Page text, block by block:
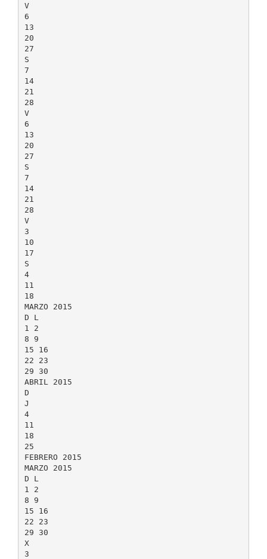
V
6
13
20
27
S
7
14
21
28
V
6
13
20
27
S
7
14
21
28
V
3
10
17
S
4
11
18
MARZO 2015
D L
1 2
8 9
15 16
22 23
29 30
ABRIL 2015
D
J
4
11
18
25
FEBRERO 2015
MARZO 2015
D L
1 2
8 9
15 16
22 23
29 30
X
3